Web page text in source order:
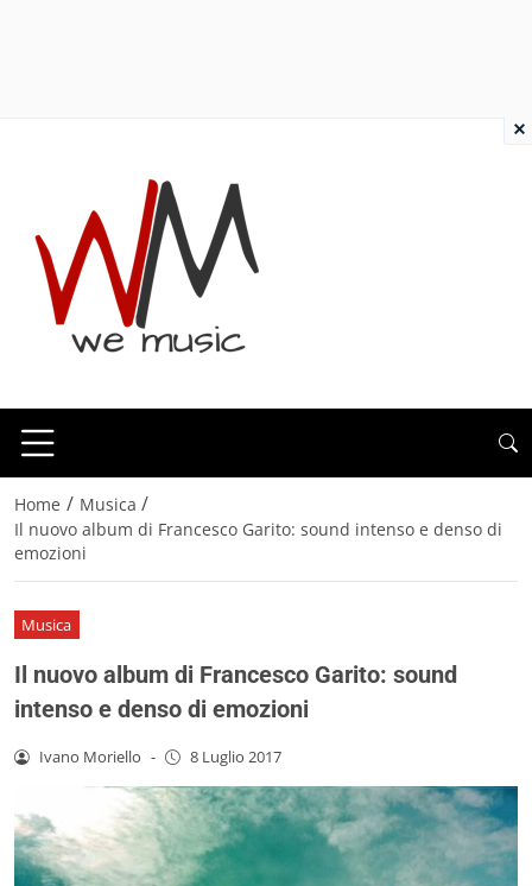
Home / Musica /
Il nuovo album di Francesco Garito: sound intenso e denso di
emozioni
Musica
Il nuovo album di Francesco Garito: sound
intenso e denso di emozioni
Ivano Moriello - 8 Luglio 2017
×